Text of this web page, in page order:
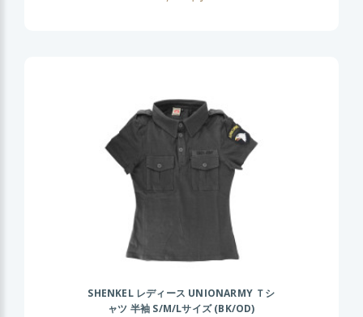
SHENKEL レディース UNIONARMY Ｔシ
ャツ 半袖 S/M/Lサイズ (BK/OD)